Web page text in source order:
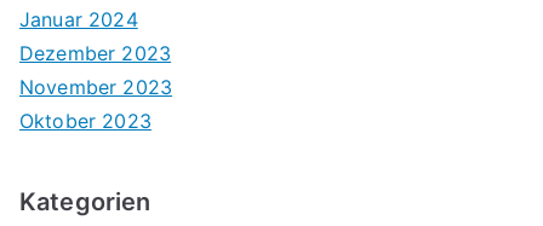
Januar 2024
Dezember 2023
November 2023
Oktober 2023
Kategorien